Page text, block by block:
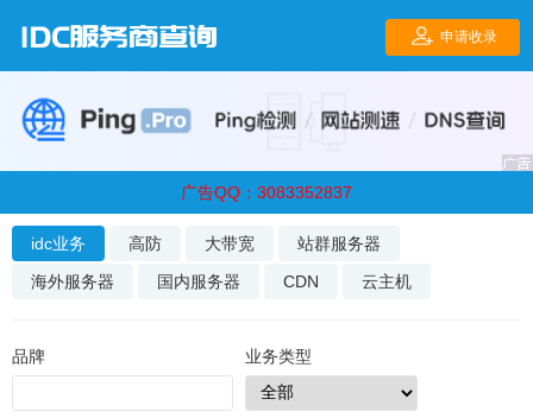
广告QQ：3083352837
idc业务 高防 大带宽
站群服务器
海外服务器
国内服务器 CDN 云主机
品牌 业务类型